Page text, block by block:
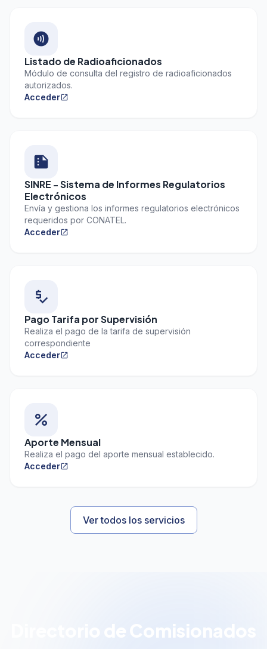
contactless
Listado de Radioaficionados
Módulo de consulta del registro de radioaficionados
autorizados.
Accederopen_in_new
summarize
SINRE - Sistema de Informes Regulatorios
Electrónicos
Envía y gestiona los informes regulatorios electrónicos
requeridos por CONATEL.
Accederopen_in_new
price_check
Pago Tarifa por Supervisión
Realiza el pago de la tarifa de supervisión
correspondiente
Accederopen_in_new
percent
Aporte Mensual
Realiza el pago del aporte mensual establecido.
Accederopen_in_new
Ver todos los servicios
Directorio de Comisionados